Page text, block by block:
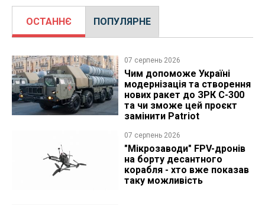
ОСТАННЄ ПОПУЛЯРНЕ
07 серпень 2026
Чим допоможе Україні
модернізація та створення
нових ракет до ЗРК С-300
та чи зможе цей проєкт
замінити Patriot
07 серпень 2026
"Мікрозаводи" FPV-дронів
на борту десантного
корабля - хто вже показав
таку можливість